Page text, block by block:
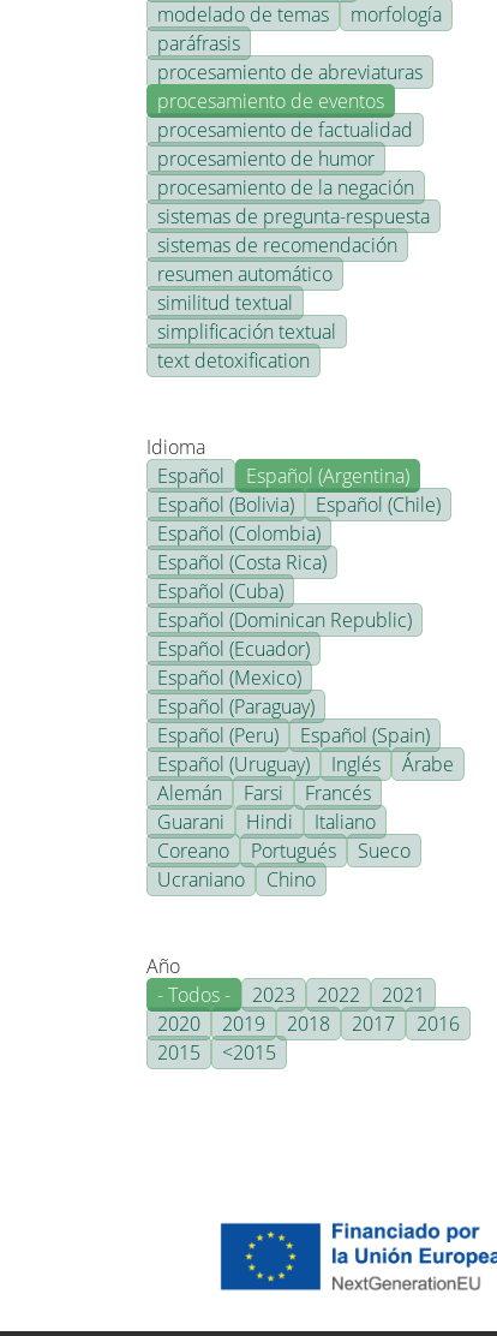
modelado de temas
morfología
paráfrasis
procesamiento de abreviaturas
procesamiento de eventos
procesamiento de factualidad
procesamiento de humor
procesamiento de la negación
sistemas de pregunta-respuesta
sistemas de recomendación
resumen automático
similitud textual
simplificación textual
text detoxification
Idioma
Español
Español (Argentina)
Español (Bolivia)
Español (Chile)
Español (Colombia)
Español (Costa Rica)
Español (Cuba)
Español (Dominican Republic)
Español (Ecuador)
Español (Mexico)
Español (Paraguay)
Español (Peru)
Español (Spain)
Español (Uruguay)
Inglés
Árabe
Alemán
Farsi
Francés
Guarani
Hindi
Italiano
Coreano
Portugués
Sueco
Ucraniano
Chino
Año
- Todos -
2023 2022
2021
2020
2019 2018 2017
2016
2015
<2015